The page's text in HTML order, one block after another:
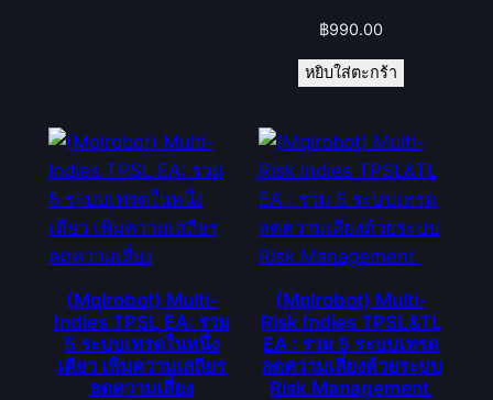
฿990.00
หยิบใส่ตะกร้า
(Mqlrobot) Multi-
Indies TPSL EA: รวม
5 ระบบเทรดในหนึ่ง
เดียว เพิ่มความเสถียร
ลดความเสี่ยง
(Mqlrobot) Multi-
Risk Indies TPSL&TL
EA : รวม 5 ระบบเทรด
ลดความเสี่ยงด้วยระบบ
Risk Management